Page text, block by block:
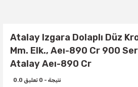
Atalay Izgara Dolaplı Düz
Mm. Elk., Aeı-890 Cr 900
Atalay Aeı-890 Cr
0.0 نتيجة - 0 تعليق